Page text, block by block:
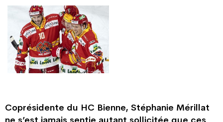
Coprésidente du HC Bienne, Stéphanie Mérillat